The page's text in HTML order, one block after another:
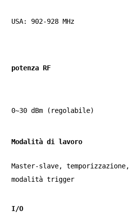
USA: 902-928 MHz
potenza RF
0~30 dBm (regolabile)
Modalità di lavoro
Master-slave, temporizzazione,
modalità trigger
I/O